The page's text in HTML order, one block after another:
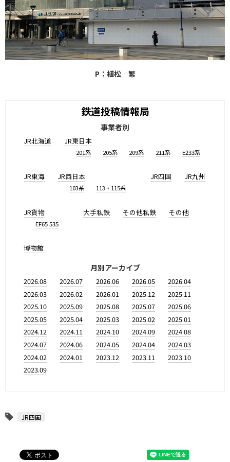
P：植松 繁
鉄道投稿情報局
事業者別
JR北海道 JR東日本
201系 205系 209系 211系 E233系
JR東海 JR西日本
103系 113・115系
JR四国 JR九州
JR貨物
EF65 535
大手私鉄 その他私鉄 その他
博物館
月別アーカイブ
2026.08 2026.07 2026.06 2026.05
2026.04
2026.03
2026.02 2026.01 2025.12
2025.11
2025.10
2025.09 2025.08 2025.07
2025.06
2025.05
2025.04 2025.03 2025.02
2025.01
2024.12
2024.11 2024.10 2024.09
2024.08
2024.07
2024.06 2024.05 2024.04
2024.03
2024.02
2024.01 2023.12 2023.11
2023.10
2023.09
JR四国